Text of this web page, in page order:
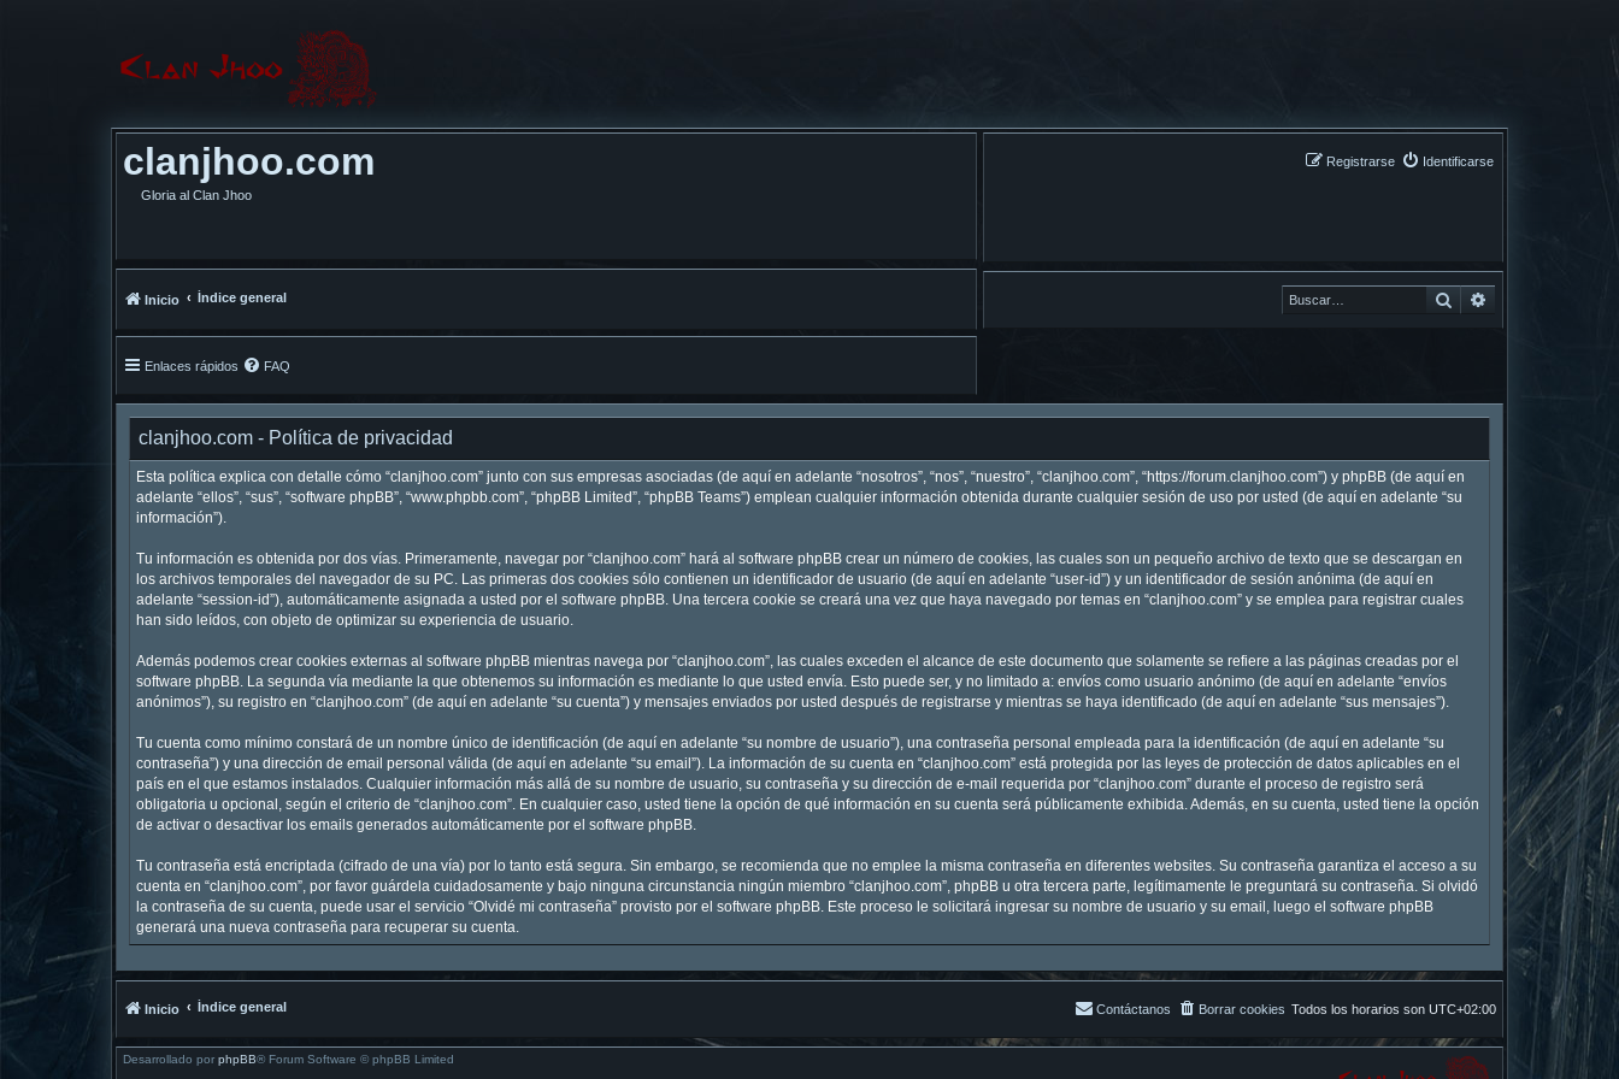
clanjhoo.com
Gloria al Clan Jhoo
Identificarse
Registrarse
Buscar
Inicio Índice general
Enlaces rápidos FAQ
clanjhoo.com - Política de privacidad
Esta política explica con detalle cómo “clanjhoo.com” junto con sus empresas asociadas (de aquí en adelante “nosotros”, “nos”, “nuestro”, “clanjhoo.com”, “https://forum.clanjhoo.com”) y phpBB (de aquí en
adelante “ellos”, “sus”, “software phpBB”, “www.phpbb.com”, “phpBB Limited”, “phpBB Teams”) emplean cualquier información obtenida durante cualquier sesión de uso por usted (de aquí en adelante “su
información”).
Tu información es obtenida por dos vías. Primeramente, navegar por “clanjhoo.com” hará al software phpBB crear un número de cookies, las cuales son un pequeño archivo de texto que se descargan en
los archivos temporales del navegador de su PC. Las primeras dos cookies sólo contienen un identificador de usuario (de aquí en adelante “user-id”) y un identificador de sesión anónima (de aquí en
adelante “session-id”), automáticamente asignada a usted por el software phpBB. Una tercera cookie se creará una vez que haya navegado por temas en “clanjhoo.com” y se emplea para registrar cuales
han sido leídos, con objeto de optimizar su experiencia de usuario.
Además podemos crear cookies externas al software phpBB mientras navega por “clanjhoo.com”, las cuales exceden el alcance de este documento que solamente se refiere a las páginas creadas por el
software phpBB. La segunda vía mediante la que obtenemos su información es mediante lo que usted envía. Esto puede ser, y no limitado a: envíos como usuario anónimo (de aquí en adelante “envíos
anónimos”), su registro en “clanjhoo.com” (de aquí en adelante “su cuenta”) y mensajes enviados por usted después de registrarse y mientras se haya identificado (de aquí en adelante “sus mensajes”).
Tu cuenta como mínimo constará de un nombre único de identificación (de aquí en adelante “su nombre de usuario”), una contraseña personal empleada para la identificación (de aquí en adelante “su
contraseña”) y una dirección de email personal válida (de aquí en adelante “su email”). La información de su cuenta en “clanjhoo.com” está protegida por las leyes de protección de datos aplicables en el
país en el que estamos instalados. Cualquier información más allá de su nombre de usuario, su contraseña y su dirección de e-mail requerida por “clanjhoo.com” durante el proceso de registro será
obligatoria u opcional, según el criterio de “clanjhoo.com”. En cualquier caso, usted tiene la opción de qué información en su cuenta será públicamente exhibida. Además, en su cuenta, usted tiene la opción
de activar o desactivar los emails generados automáticamente por el software phpBB.
Tu contraseña está encriptada (cifrado de una vía) por lo tanto está segura. Sin embargo, se recomienda que no emplee la misma contraseña en diferentes websites. Su contraseña garantiza el acceso a su
cuenta en “clanjhoo.com”, por favor guárdela cuidadosamente y bajo ninguna circunstancia ningún miembro “clanjhoo.com”, phpBB u otra tercera parte, legítimamente le preguntará su contraseña. Si olvidó
la contraseña de su cuenta, puede usar el servicio “Olvidé mi contraseña” provisto por el software phpBB. Este proceso le solicitará ingresar su nombre de usuario y su email, luego el software phpBB
generará una nueva contraseña para recuperar su cuenta.
Inicio Índice general Todos los horarios son UTC+02:00
Borrar cookies
Contáctanos
Desarrollado por phpBB® Forum Software © phpBB Limited